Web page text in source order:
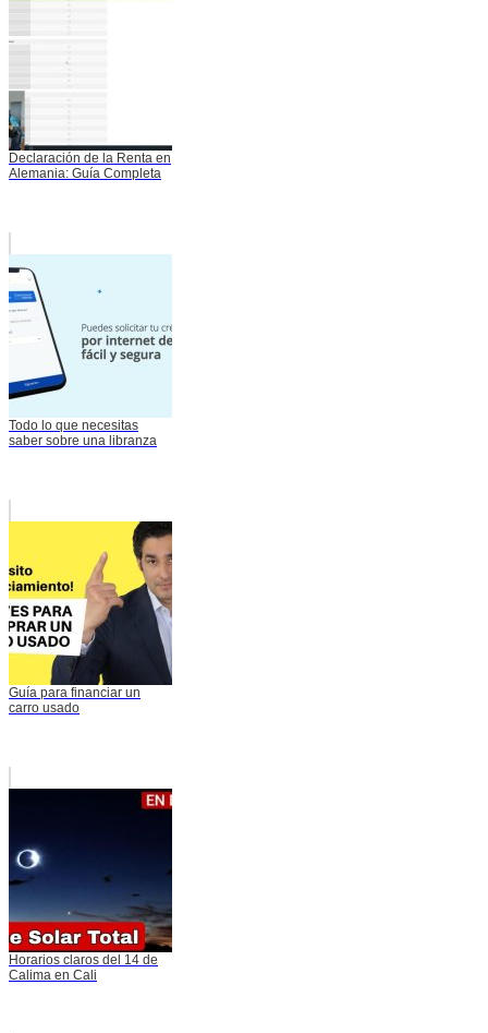
Declaración de la Renta en
Alemania: Guía Completa
Todo lo que necesitas
saber sobre una libranza
Guía para financiar un
carro usado
Horarios claros del 14 de
Calima en Cali